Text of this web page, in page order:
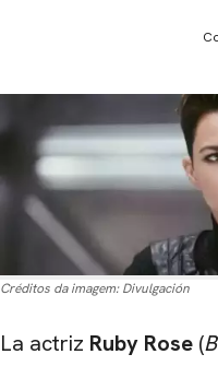
Créditos da imagem: Divulgación
La actriz Ruby Rose (